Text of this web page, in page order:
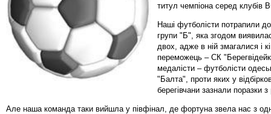
титул чемпіона серед
Наші футболісти потрапили до
групи "Б", яка згодом
двох, адже в ній змагалися і
переможець – СК
медалісти – футболісти
"Балта", проти яких у
берегівчани зазнали поразки
Але наша команда таки вийшла у півфінал, де фортуна звела нас з